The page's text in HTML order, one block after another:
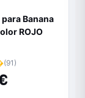
Banana
ROJO
(91)